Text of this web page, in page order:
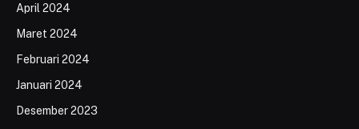
April 2024
Maret 2024
Februari 2024
Januari 2024
Desember 2023